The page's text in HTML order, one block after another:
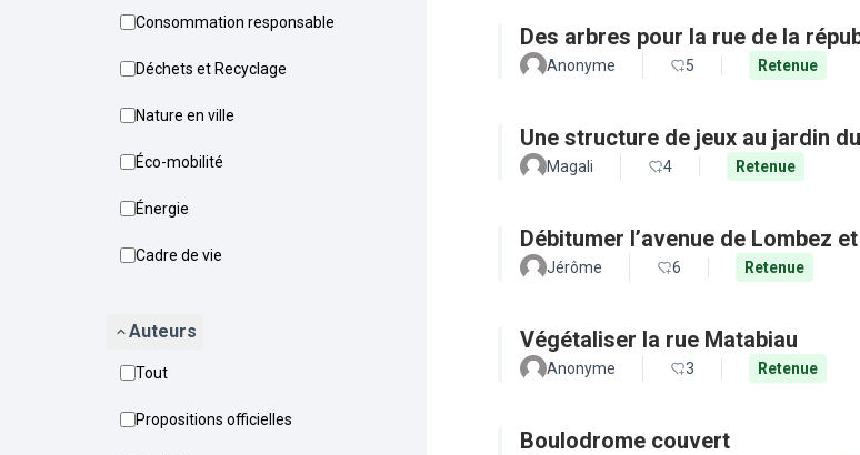
Consommation responsable
Déchets et Recyclage
Nature en ville
Éco-mobilité
Énergie
Cadre de vie
Auteurs
Tout
Propositions officielles
Des arbres pour la rue de la
Anonyme 5 Retenue
Une structure de jeux au jardin
Magali 4 Retenue
Débitumer l’avenue de Lombez
Jérôme 6 Retenue
Végétaliser la rue Matabiau
Anonyme 3 Retenue
Boulodrome couvert